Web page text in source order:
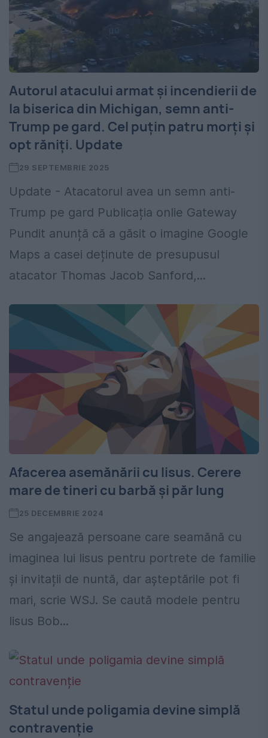
Autorul atacului armat și incendierii de
la biserica din Michigan, semn anti-
Trump pe gard. Cel puțin patru morți și
opt răniți. Update
29 SEPTEMBRIE 2025
Update - Atacatorul avea un semn anti-
Trump pe gard Publicația onlie Gateway
Pundit anunță că a găsit o imagine Google
Maps a casei deținute de presupusul
atacator Thomas Jacob Sanford,...
Afacerea asemănării cu Iisus. Cerere
mare de tineri cu barbă și păr lung
25 DECEMBRIE 2024
Se angajează persoane care seamănă cu
imaginea lui Iisus pentru portrete de familie
și invitații de nuntă, dar așteptările pot fi
mari, scrie WSJ. Se caută modele pentru
Iisus Bob...
Statul unde poligamia devine simplă
contravenție